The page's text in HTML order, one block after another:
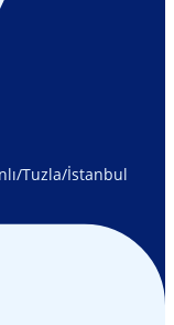
Tuzla/İstanbul